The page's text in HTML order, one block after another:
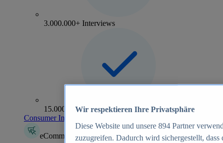
3.000.000+ Interviews
15.000+ Marken
Consumer Insights entdecken
eCommerce Insights
Wir respektieren Ihre Privatsphäre
Diese Website und unsere 894 Partner
zuzugreifen. Dadurch wird sichergestellt,